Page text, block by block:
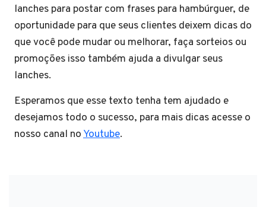
lanches para postar com frases para hambúrguer, de
oportunidade para que seus clientes deixem dicas do
que você pode mudar ou melhorar, faça sorteios ou
promoções isso também ajuda a divulgar seus
lanches.
Esperamos que esse texto tenha tem ajudado e
desejamos todo o sucesso, para mais dicas acesse o
nosso canal noYoutube.